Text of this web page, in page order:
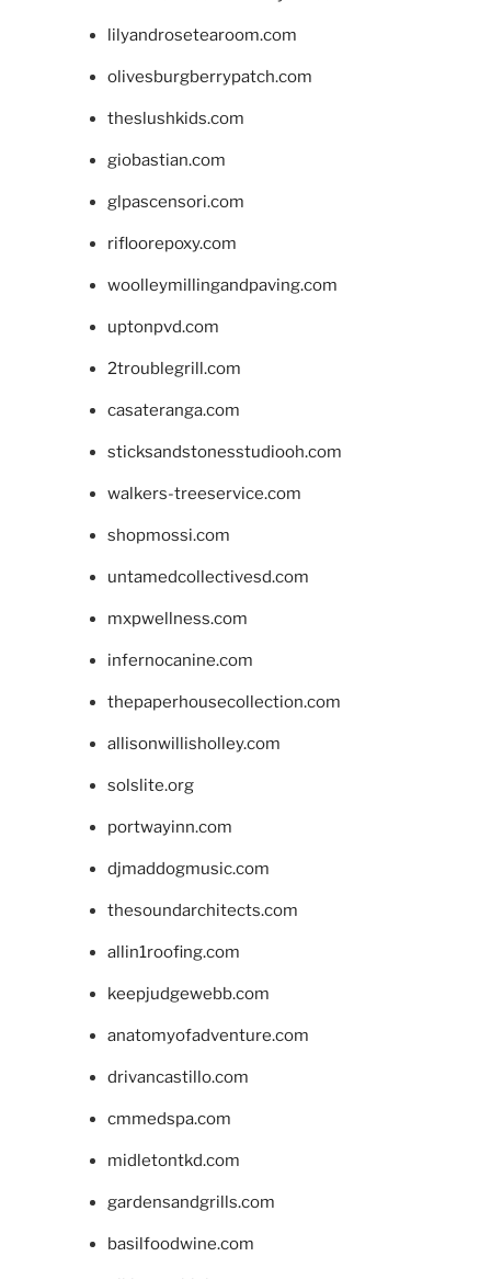
lilyandrosetearoom.com
olivesburgberrypatch.com
theslushkids.com
giobastian.com
glpascensori.com
rifloorepoxy.com
woolleymillingandpaving.com
uptonpvd.com
2troublegrill.com
casateranga.com
sticksandstonesstudiooh.com
walkers-treeservice.com
shopmossi.com
untamedcollectivesd.com
mxpwellness.com
infernocanine.com
thepaperhousecollection.com
allisonwillisholley.com
solslite.org
portwayinn.com
djmaddogmusic.com
thesoundarchitects.com
allin1roofing.com
keepjudgewebb.com
anatomyofadventure.com
drivancastillo.com
cmmedspa.com
midletontkd.com
gardensandgrills.com
basilfoodwine.com